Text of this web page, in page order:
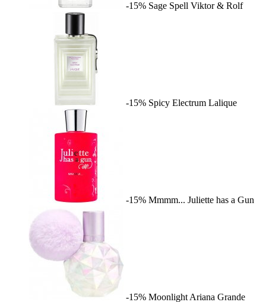
-15% Sage Spell Viktor & Rolf
-15% Spicy Electrum Lalique
-15% Mmmm... Juliette has a Gun
-15% Moonlight Ariana Grande